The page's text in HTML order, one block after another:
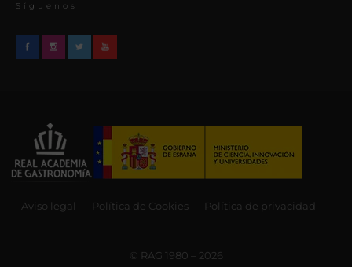
Síguenos
Aviso legal Política de Cookies Política de privacidad
© RAG 1980 – 2026